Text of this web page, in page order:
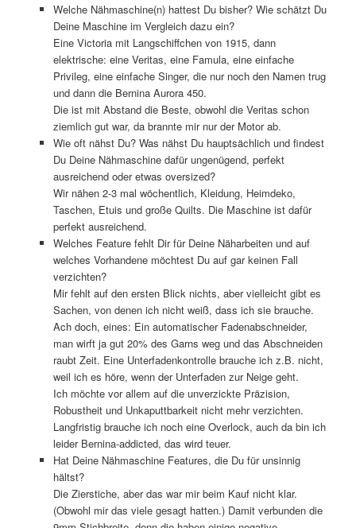
Welche Nähmaschine(n) hattest Du bisher? Wie schätzt Du
Deine Maschine im Vergleich dazu ein?
Eine Victoria mit Langschiffchen von 1915, dann
elektrische: eine Veritas, eine Famula, eine einfache
Privileg, eine einfache Singer, die nur noch den Namen trug
und dann die Bernina Aurora 450.
Die ist mit Abstand die Beste, obwohl die Veritas schon
ziemlich gut war, da brannte mir nur der Motor ab.
Wie oft nähst Du? Was nähst Du hauptsächlich und findest
Du Deine Nähmaschine dafür ungenügend, perfekt
ausreichend oder etwas oversized?
Wir nähen 2-3 mal wöchentlich, Kleidung, Heimdeko,
Taschen, Etuis und große Quilts. Die Maschine ist dafür
perfekt ausreichend.
Welches Feature fehlt Dir für Deine Näharbeiten und auf
welches Vorhandene möchtest Du auf gar keinen Fall
verzichten?
Mir fehlt auf den ersten Blick nichts, aber vielleicht gibt es
Sachen, von denen ich nicht weiß, dass ich sie brauche.
Ach doch, eines: Ein automatischer Fadenabschneider,
man wirft ja gut 20% des Garns weg und das Abschneiden
raubt Zeit. Eine Unterfadenkontrolle brauche ich z.B. nicht,
weil ich es höre, wenn der Unterfaden zur Neige geht.
Ich möchte vor allem auf die unverzickte Präzision,
Robustheit und Unkaputtbarkeit nicht mehr verzichten.
Langfristig brauche ich noch eine Overlock, auch da bin ich
leider Bernina-addicted, das wird teuer.
Hat Deine Nähmaschine Features, die Du für unsinnig
hältst?
Die Zierstiche, aber das war mir beim Kauf nicht klar.
(Obwohl mir das viele gesagt hatten.) Damit verbunden die